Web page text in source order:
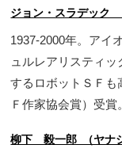
ジョン・スラデック
1937-2000年。アイ
ュルレアリスティ
するロボットＳＦも
Ｆ作家協会賞）受賞。
柳下 毅一郎 （ヤナ